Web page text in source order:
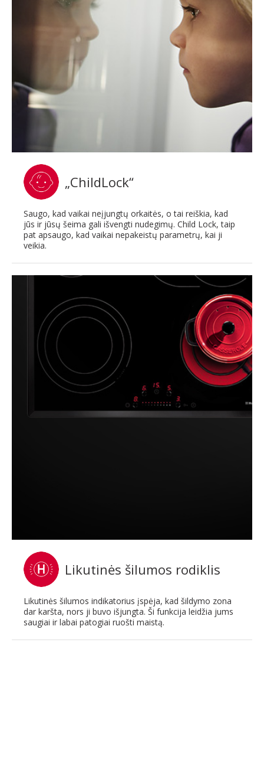
„ChildLock“
Saugo, kad vaikai neįjungtų orkaitės, o tai reiškia, kad
jūs ir jūsų šeima gali išvengti nudegimų. Child Lock, taip
pat apsaugo, kad vaikai nepakeistų parametrų, kai ji
veikia.
Likutinės šilumos rodiklis
Likutinės šilumos indikatorius įspėja, kad šildymo zona
dar karšta, nors ji buvo išjungta. Ši funkcija leidžia jums
saugiai ir labai patogiai ruošti maistą.